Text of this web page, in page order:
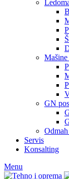
Mašine
GN
Servis
Konsalting
Menu